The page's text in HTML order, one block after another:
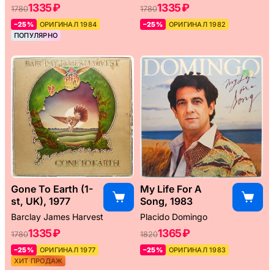
17801335 ₽
–25%
ОРИГИНАЛ 1984
ПОПУЛЯРНО
17801335 ₽
–25% ОРИГИНАЛ 1982
Gone To Earth (1-
st, UK), 1977
Barclay James Harvest
17801335 ₽
–25%
ОРИГИНАЛ 1977
ХИТ ПРОДАЖ
My Life For A
Song, 1983
Placido Domingo
18201365 ₽
–25% ОРИГИНАЛ 1983